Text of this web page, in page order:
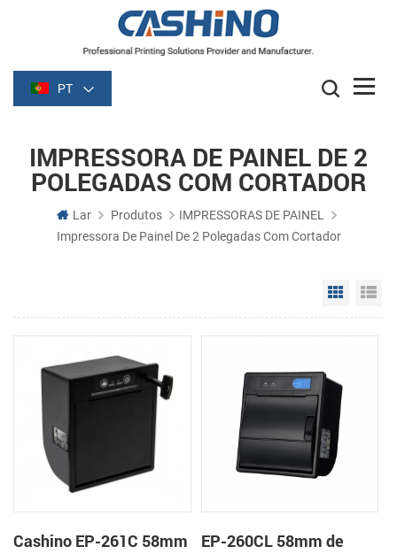
PT
IMPRESSORA DE PAINEL DE 2
POLEGADAS COM CORTADOR
Lar Produtos
IMPRESSORAS DE PAINEL
Impressora De Painel De 2 Polegadas Com Cortador
Grid
Cashino EP-261C 58mm
EP-260CL 58mm de